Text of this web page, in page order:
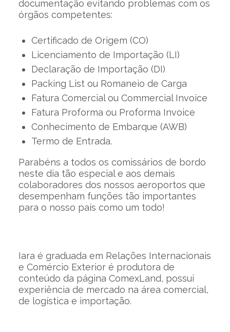
documentação evitando problemas com os
órgãos competentes:
Certificado de Origem (CO)
Licenciamento de Importação (LI)
Declaração de Importação (DI)
Packing List ou Romaneio de Carga
Fatura Comercial ou Commercial Invoice
Fatura Proforma ou Proforma Invoice
Conhecimento de Embarque (AWB)
Termo de Entrada.
Parabéns a todos os comissários de bordo
neste dia tão especial e aos demais
colaboradores dos nossos aeroportos que
desempenham funções tão importantes
para o nosso país como um todo!
Iara é graduada em Relações Internacionais
e Comércio Exterior é produtora de
conteúdo da página ComexLand, possui
experiência de mercado na área comercial,
de logística e importação.